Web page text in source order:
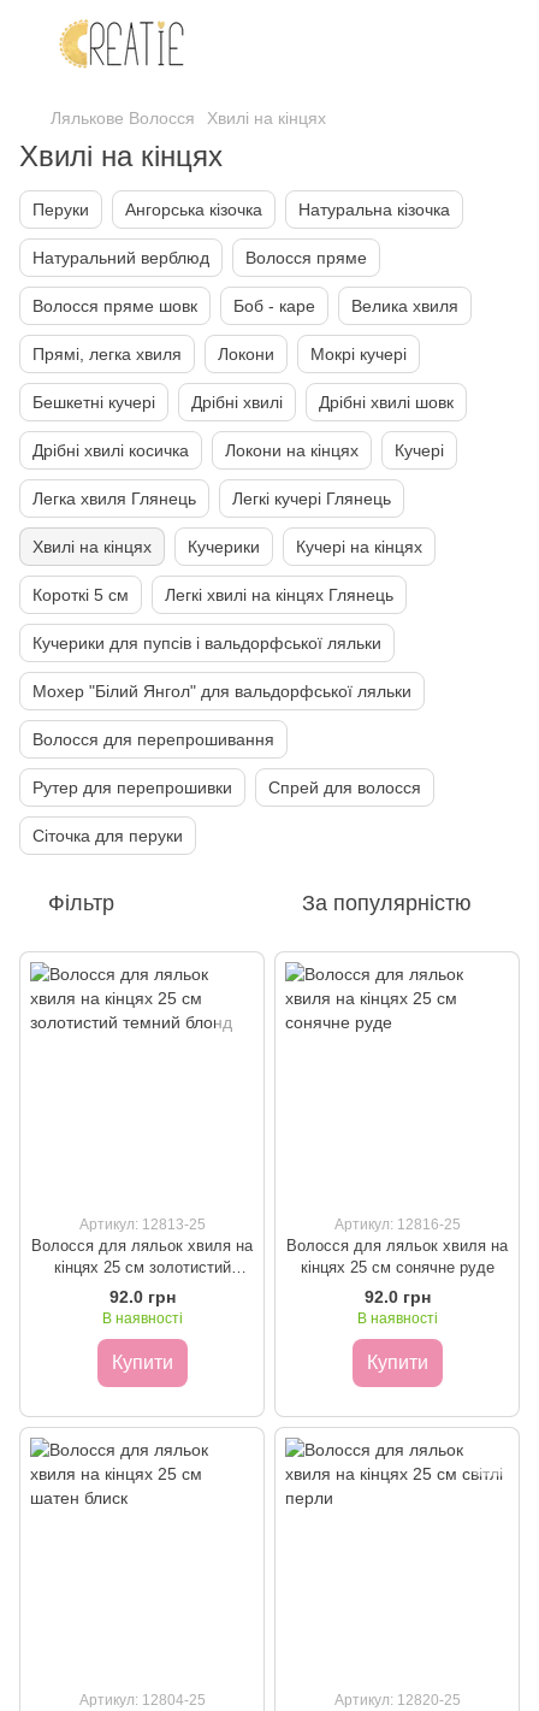
Лялькове Волосся Хвилі на кінцях
Хвилі на кінцях
Перуки Ангорська кізочка Натуральна кізочка
Натуральний верблюд Волосся пряме
Волосся пряме шовк Боб - каре Велика хвиля
Прямі, легка хвиля Локони Мокрі кучері
Бешкетні кучері Дрібні хвилі Дрібні хвилі шовк
Дрібні хвилі косичка Локони на кінцях Кучері
Легка хвиля Глянець Легкі кучері Глянець
Хвилі на кінцях Кучерики Кучері на кінцях
Короткі 5 см Легкі хвилі на кінцях Глянець
Кучерики для пупсів і вальдорфської ляльки
Мохер "Білий Янгол" для вальдорфської ляльки
Волосся для перепрошивання
Рутер для перепрошивки Спрей для волосся
Сіточка для перуки
Фільтр За популярністю
Артикул: 12813-25
Волосся для ляльок хвиля на
кінцях 25 см золотистий
темний блонд
92.0 грн
В наявності
Купити
Артикул: 12816-25
Волосся для ляльок хвиля на
кінцях 25 см сонячне руде
92.0 грн
В наявності
Купити
Артикул: 12804-25 Артикул: 12820-25